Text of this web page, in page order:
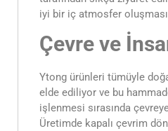
iyi bir iç atmosfer
Çevre ve
Ytong ürünleri tümüyle
elde ediliyor ve bu
işlenmesi sırasında
Üretimde kapalı çevrim